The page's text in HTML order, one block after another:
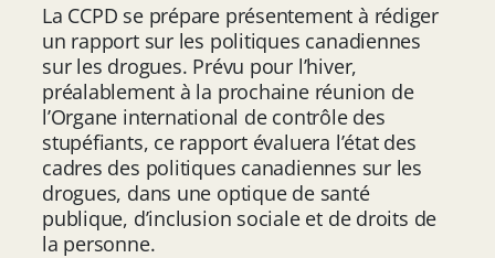
La CCPD se prépare présentement à rédiger
un rapport sur les politiques canadiennes
sur les drogues. Prévu pour l’hiver,
préalablement à la prochaine réunion de
l’Organe international de contrôle des
stupéfiants, ce rapport évaluera l’état des
cadres des politiques canadiennes sur les
drogues, dans une optique de santé
publique, d’inclusion sociale et de droits de
la personne.